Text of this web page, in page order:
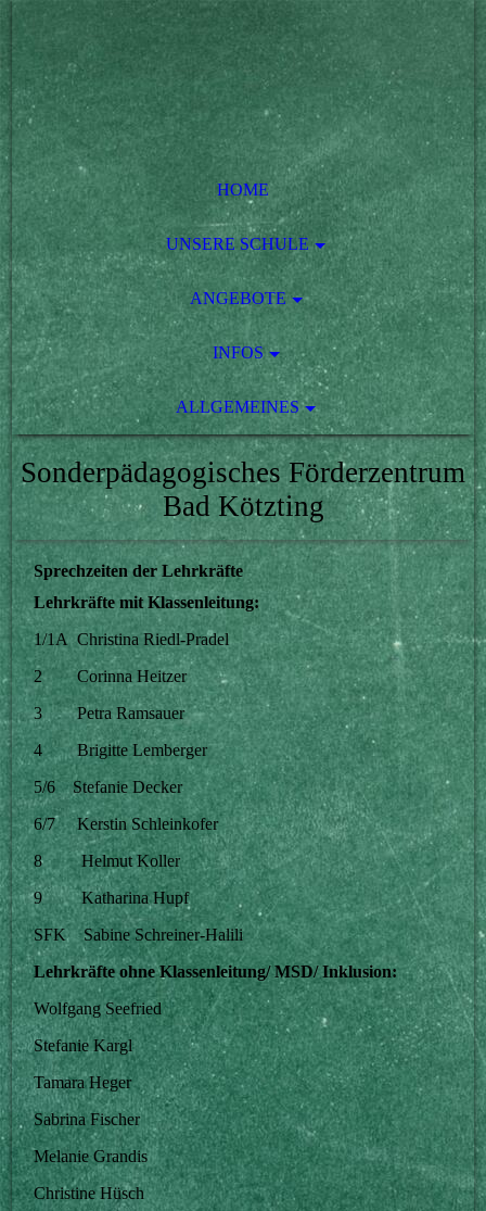
HOME
UNSERE SCHULE
ANGEBOTE
INFOS
ALLGEMEINES
Sonderpädagogisches Förderzentrum
Bad Kötzting
Sprechzeiten der Lehrkräfte
Lehrkräfte mit Klassenleitung:
1/1A Christina Riedl-Pradel
2 Corinna Heitzer
3 Petra Ramsauer
4 Brigitte Lemberger
5/6 Stefanie Decker
6/7 Kerstin Schleinkofer
8 Helmut Koller
9 Katharina Hupf
SFK Sabine Schreiner-Halili
Lehrkräfte ohne Klassenleitung/ MSD/ Inklusion:
Wolfgang Seefried
Stefanie Kargl
Tamara Heger
Sabrina Fischer
Melanie Grandis
Christine Hüsch